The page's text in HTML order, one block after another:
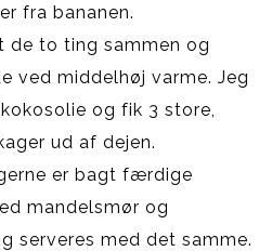
fra bananen.
de to ting sammen og
ved middelhøj varme. Jeg
og fik 3 store,
ud af dejen.
er bagt færdige
mandelsmør og
serveres med det samme.